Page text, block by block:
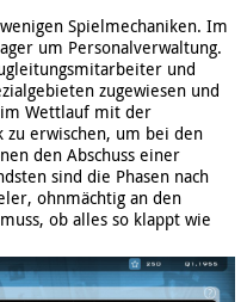
Spielmechaniken. Im
um Personalverwaltung.
und
zugewiesen und
Wettlauf mit der
zu erwischen, um bei den
den Abschuss einer
sind die Phasen nach
ohnmächtig an den
ob alles so klappt wie